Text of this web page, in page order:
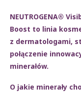
NEUTROGENA®
Boost to linia
z dermatologami,
połączenie
minerałów.
O jakie minerały